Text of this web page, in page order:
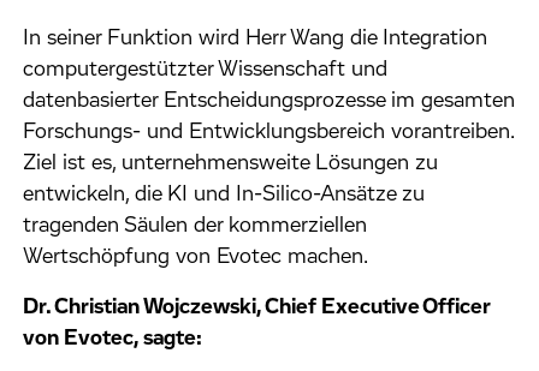
In seiner Funktion wird Herr Wang die Integration
computergestützter Wissenschaft und
datenbasierter Entscheidungsprozesse im gesamten
Forschungs- und Entwicklungsbereich vorantreiben.
Ziel ist es, unternehmensweite Lösungen zu
entwickeln, die KI und In-Silico-Ansätze zu
tragenden Säulen der kommerziellen
Wertschöpfung von Evotec machen.
Dr. Christian Wojczewski, Chief Executive Officer
von Evotec, sagte: